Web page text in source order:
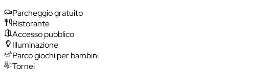
Parcheggio gratuito
Ristorante
Accesso pubblico
Illuminazione
Parco giochi per bambini
Tornei